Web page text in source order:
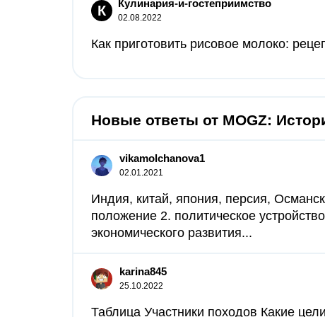
К Кулинария-и-гостеприимство
02.08.2022
Как приготовить рисовое молоко:
Новые ответы от MOGZ:
vikamolchanova1
02.01.2021
Индия, китай, япония, персия,
положение 2. политическое
экономического развития...
karina845
25.10.2022
Таблица Участники походов Какие